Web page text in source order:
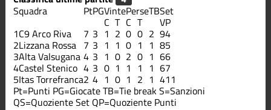
Squadra
PtPGVintePerseTBSet
C T C T VP
1C9 Arco Riva 7 3 1 2 0 0 2 94
2Lizzana Rossa 7 3 1 1 0 1 1 85
3Alta Valsugana 4 3 1 0 2 0 1 66
4Castel Stenico 4 3 0 1 1 1 1 67
5Itas Torrefranca2 4 1 0 1 2 1 411
Pt=Punti PG=GiocateTB=Tie breakS=Sanzioni
QS=Quoziente Set QP=Quoziente Punti